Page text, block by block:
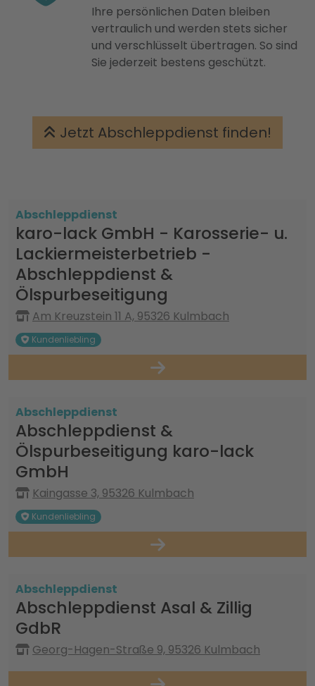
Ihre persönlichen Daten bleiben
vertraulich und werden stets sicher
und verschlüsselt übertragen. So sind
Sie jederzeit bestens geschützt.
Jetzt Abschleppdienst finden!
Abschleppdienst
karo-lack GmbH - Karosserie- u.
Lackiermeisterbetrieb -
Abschleppdienst &
Ölspurbeseitigung
Am Kreuzstein 11 A, 95326 Kulmbach
Kundenliebling
Abschleppdienst
Abschleppdienst &
Ölspurbeseitigung karo-lack
GmbH
Kaingasse 3, 95326 Kulmbach
Kundenliebling
Abschleppdienst
Abschleppdienst Asal & Zillig
GdbR
Georg-Hagen-Straße 9, 95326 Kulmbach